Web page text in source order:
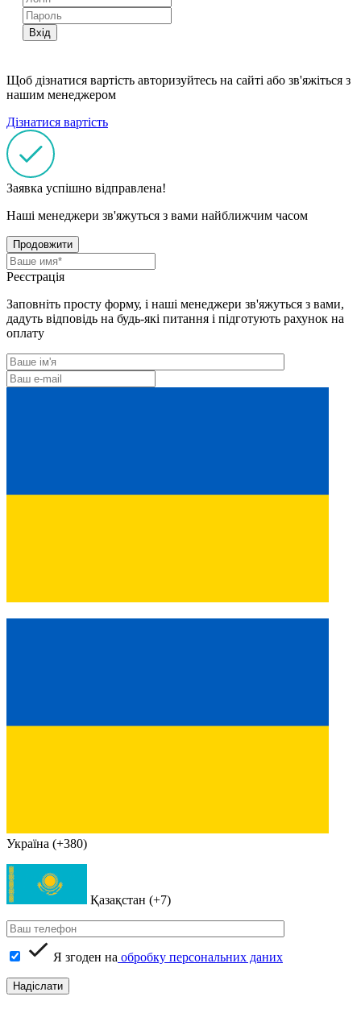
Вхід
Щоб дізнатися вартість авторизуйтесь на сайті або зв'яжіться з
нашим менеджером
Дізнатися вартість
Заявка успішно відправлена!
Наші менеджери зв'яжуться з вами найближчим часом
Продовжити
Реєстрація
Заповніть просту форму, і наші менеджери зв'яжуться з вами,
дадуть відповідь на будь-які питання і підготують рахунок на
оплату
Україна (+380)
Қазақстан (+7)
Я згоден на обробку персональних даних